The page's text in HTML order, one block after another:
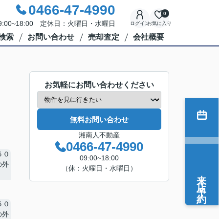
0466-47-4990
定休日：火曜日・水曜日 ログインお気に入り
0
索 お問い合わせ 売却査定 会社概要
お気軽にお問い合わせください
無料お問い合わせ
湘南人不動産
0466-47-4990
09:00~18:00
（休：火曜日・水曜日）
来店予約